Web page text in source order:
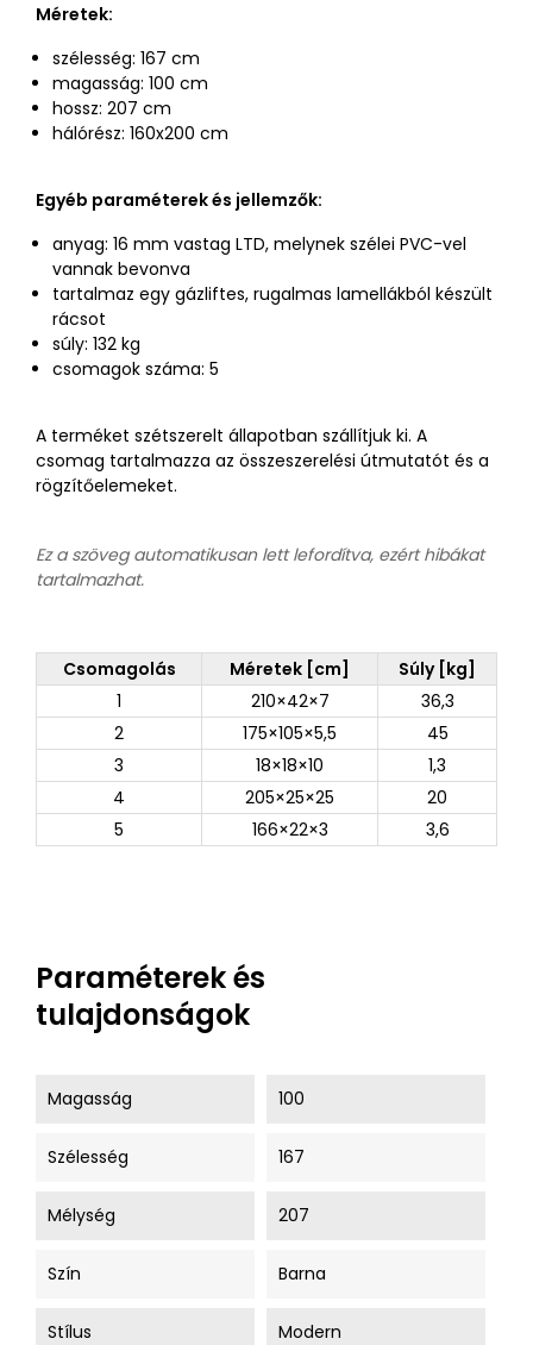
Méretek:
szélesség: 167 cm
magasság: 100 cm
hossz: 207 cm
hálórész: 160x200 cm
Egyéb paraméterek és jellemzők:
anyag: 16 mm vastag LTD, melynek szélei PVC-vel
vannak bevonva
tartalmaz egy gázliftes, rugalmas lamellákból készült
rácsot
súly: 132 kg
csomagok száma: 5
A terméket szétszerelt állapotban szállítjuk ki. A
csomag tartalmazza az összeszerelési útmutatót és a
rögzítőelemeket.
Ez a szöveg automatikusan lett lefordítva, ezért hibákat
tartalmazhat.
Csomagolás Méretek [cm]
Súly [kg]
1
210×42×7
36,3
2
175×105×5,5
45
3
18×18×10
1,3
4
205×25×25
20
5
166×22×3 3,6
Paraméterek és
tulajdonságok
Magasság 100
Szélesség 167
Mélység 207
Szín Barna
Stílus Modern